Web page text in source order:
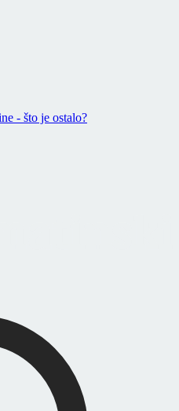
- što je ostalo?